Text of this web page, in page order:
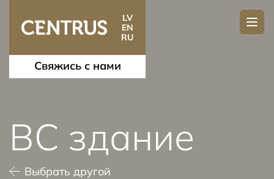
LV
EN
RU
Свяжись с нами
BC здание
Выбрать другой